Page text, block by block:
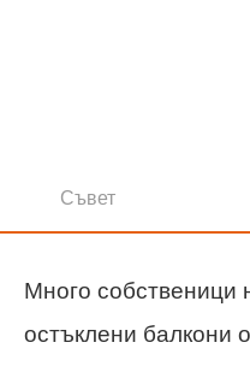
Съвет
Много собственици
остъклени балкони